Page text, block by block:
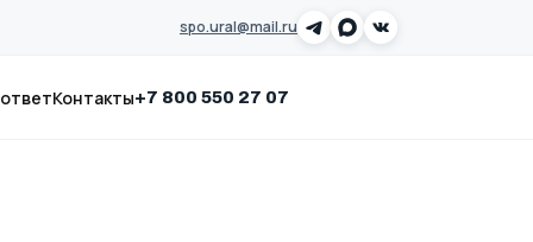
spo.ural@mail.ru
Контакты+7 800 550 27 07